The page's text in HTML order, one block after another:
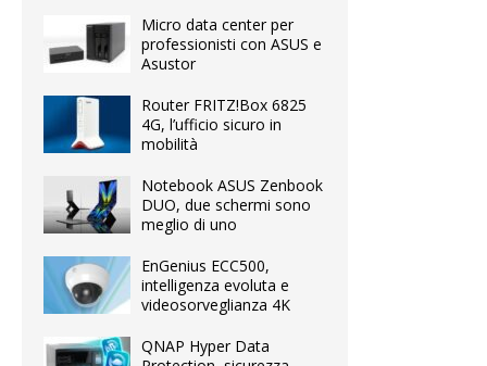
Micro data center per
professionisti con ASUS e
Asustor
Router FRITZ!Box 6825
4G, l’ufficio sicuro in
mobilità
Notebook ASUS Zenbook
DUO, due schermi sono
meglio di uno
EnGenius ECC500,
intelligenza evoluta e
videosorveglianza 4K
QNAP Hyper Data